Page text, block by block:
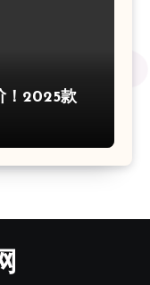
！2025款